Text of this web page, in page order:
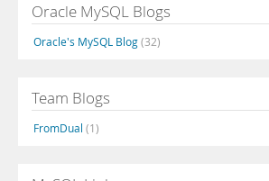
Oracle MySQL Blogs
Oracle's MySQL Blog(32)
Team Blogs
FromDual (1)